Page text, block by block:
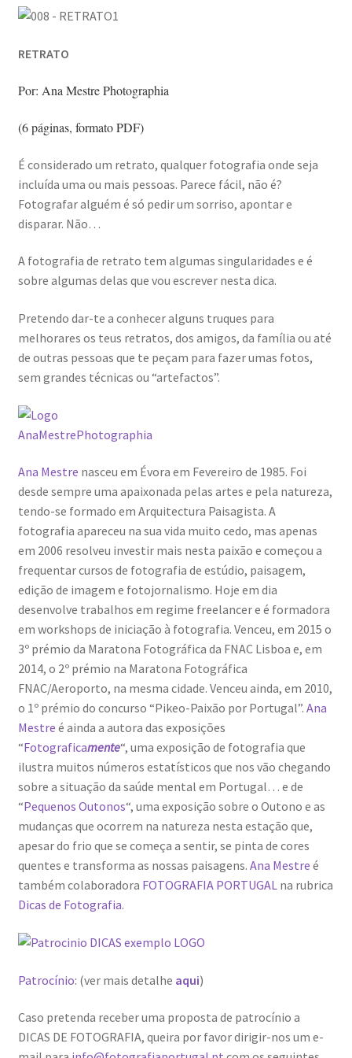
Exposições
“Um Rio, Uma Serra”, de Manuel Justo Gardete
«FOTO | PHOTO PORTUGAL»
About looking
Ana Dias – Uma viagem ao mundo Playboy
Ana Manuel Mestre vence Maratona Fotográfica Fnac
Cabo Mondego
Encontros da Imagem
Enlaçando o Douro…
Fashion on movement
Flores em ponto Macro / Macro Spot Flowers
Fotograficamente
FRAME.IT
Génesis
LISBOA AINDA – Olhares sobre a cidade em quarentena
Mármore Preto / Black Marble
nós, os outros | we, the other
O Passeio da Luz
Pequenos Outonos
Playboy World, de Ana Dias
RETRATO
Por: Ana Mestre Photographia
(6 páginas, formato PDF)
É considerado um retrato, qualquer fotografia onde seja
incluída uma ou mais pessoas. Parece fácil, não é?
Fotografar alguém é só pedir um sorriso, apontar e
disparar. Não…
A fotografia de retrato tem algumas singularidades e é
sobre algumas delas que vou escrever nesta dica.
Pretendo dar-te a conhecer alguns truques para
melhorares os teus retratos, dos amigos, da família ou até
de outras pessoas que te peçam para fazer umas fotos,
sem grandes técnicas ou “artefactos”.
Ana Mestre nasceu em Évora em Fevereiro de 1985. Foi
desde sempre uma apaixonada pelas artes e pela natureza,
tendo-se formado em Arquitectura Paisagista. A
fotografia apareceu na sua vida muito cedo, mas apenas
em 2006 resolveu investir mais nesta paixão e começou a
frequentar cursos de fotografia de estúdio, paisagem,
edição de imagem e fotojornalismo. Hoje em dia
desenvolve trabalhos em regime freelancer e é formadora
em workshops de iniciação à fotografia. Venceu, em 2015 o
3º prémio da Maratona Fotográfica da FNAC Lisboa e, em
2014, o 2º prémio na Maratona Fotográfica
FNAC/Aeroporto, na mesma cidade. Venceu ainda, em 2010,
o 1º prémio do concurso “Pikeo-Paixão por Portugal”. Ana
Mestre é ainda a autora das exposições
“Fotograficamente“, uma exposição de fotografia que
ilustra muitos números estatísticos que nos vão chegando
sobre a situação da saúde mental em Portugal… e de
“Pequenos Outonos“, uma exposição sobre o Outono e as
mudanças que ocorrem na natureza nesta estação que,
apesar do frio que se começa a sentir, se pinta de cores
quentes e transforma as nossas paisagens. Ana Mestre é
também colaboradora FOTOGRAFIA PORTUGALna rubrica
Dicas de Fotografia.
Patrocínio: (ver mais detalhe aqui)
Caso pretenda receber uma proposta de patrocínio a
DICAS DE FOTOGRAFIA, queira por favor dirigir-nos um e-